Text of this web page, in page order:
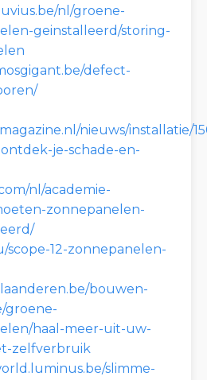
nl/groene-
geinstalleerd/storing-
defect-
nieuws/installatie/
je-schade-en-
nl/academie-
zonnepanelen-
scope-12-zonnepanelen-
bouwen-
groene-
haal-meer-uit-uw-
zelfverbruik
slimme-